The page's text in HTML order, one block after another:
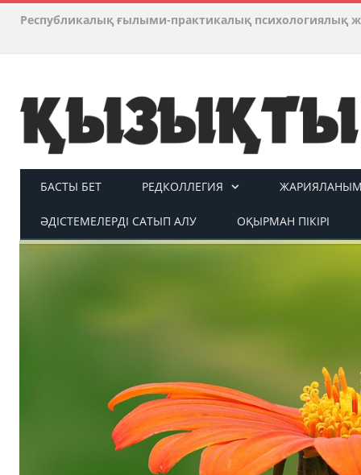
Республикалық ғылыми-практикалық психологиялық
БАСТЫ БЕТ РЕДКОЛЛЕГИЯ ЖАРИЯЛАНЫМ
ӘДІСТЕМЕЛЕРДІ САТЫП АЛУ ОҚЫРМАН ПІКІРІ